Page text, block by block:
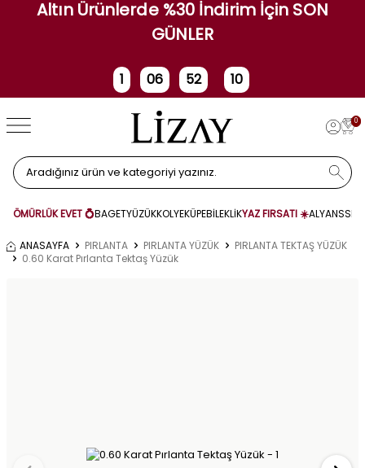
Altın Ürünlerde %30 İndirim İçin SON
GÜNLER
1
Gün
06
Saat
52 09
0
ÖMÜRLÜK EVET 💍BAGETYÜZÜKKOLYEKÜPEBİLEKLİKYAZ FIRSATI ☀️ALYANS
ANASAYFA PIRLANTA PIRLANTA YÜZÜK
PIRLANTA TEKTAŞ YÜZÜK
0.60 Karat Pırlanta Tektaş Yüzük